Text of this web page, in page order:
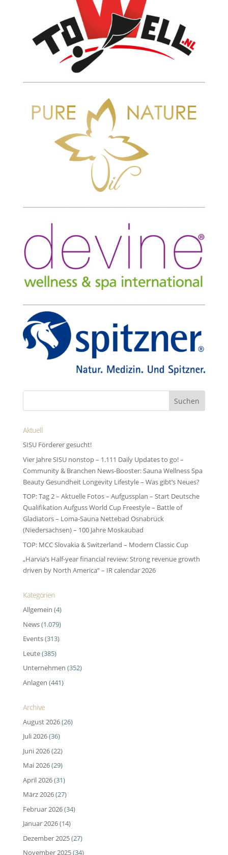
Aktuell
SISU Förderer gesucht!
Vier Jahre SISU nonstop – 1.111 Daily Updates to go! –
Community & Branchen News-Booster: Sauna Wellness Spa
Beauty Gesundheit Longevity Lifestyle – Was gibt’s Neues?
TOP: Tag 2 – Aktuelle Fotos – Aufgussplan – Start Deutsche
Qualifikation Aufguss World Cup Freestyle – Battle of
Gladiators – Loma-Sauna Nettebad Osnabrück
(Niedersachsen) – 100 Jahre Moskaubad
TOP: MCC Slovakia & Switzerland – Modern Classic Cup
„Harvia’s Half-year financial review: Strong revenue growth
driven by North America“ – IR calendar 2026
Kategorien
Allgemein (4)
News(1.079)
Events(313)
Leute(385)
Unternehmen (352)
Anlagen (441)
Archive
August 2026(26)
Juli 2026(36)
Juni 2026(22)
Mai 2026(29)
April 2026(31)
März 2026(27)
Februar 2026(34)
Januar 2026(14)
Dezember 2025(27)
November 2025(34)